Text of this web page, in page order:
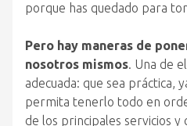
porque has quedado para
Pero hay maneras de
nosotros mismos. Una de
adecuada: que sea práctica,
permita tenerlo todo en
de los principales servicios y